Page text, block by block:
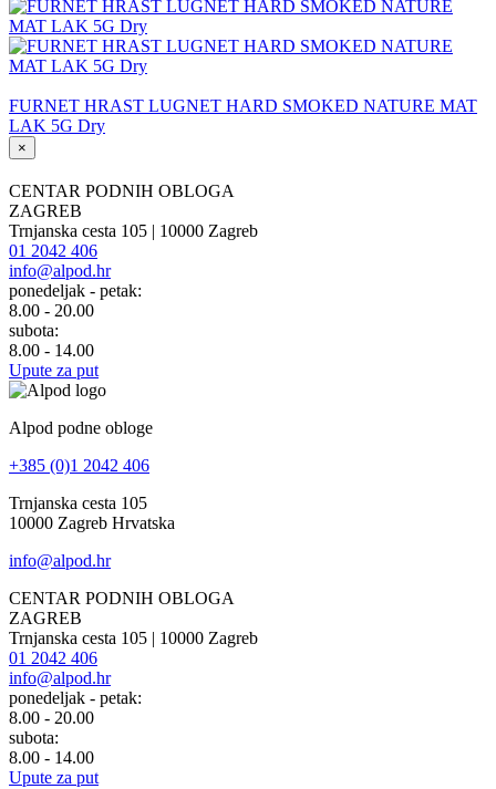
FURNET HRAST LUGNET HARD SMOKED NATURE MAT
LAK 5G Dry
×
CENTAR PODNIH OBLOGA
ZAGREB
Trnjanska cesta 105 | 10000 Zagreb
01 2042 406
info@alpod.hr
ponedeljak - petak:
8.00 - 20.00
subota:
8.00 - 14.00
Upute za put
Alpod podne obloge
+385 (0)1 2042 406
Trnjanska cesta 105
10000 Zagreb Hrvatska
info@alpod.hr
CENTAR PODNIH OBLOGA
ZAGREB
Trnjanska cesta 105 | 10000 Zagreb
01 2042 406
info@alpod.hr
ponedeljak - petak:
8.00 - 20.00
subota:
8.00 - 14.00
Upute za put